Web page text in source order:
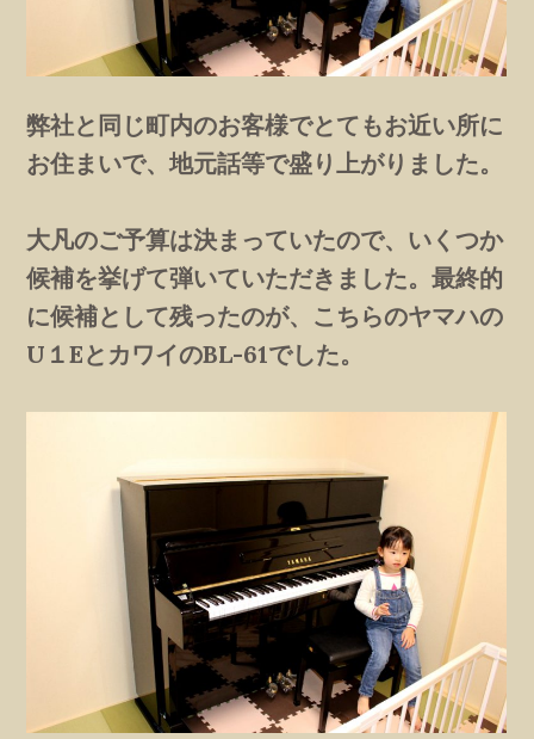
弊社と同じ町内のお客様でとてもお近い所に
お住まいで、地元話等で盛り上がりました。
大凡のご予算は決まっていたので、いくつか
候補を挙げて弾いていただきました。最終的
に候補として残ったのが、こちらのヤマハの
U１EとカワイのBL-61でした。